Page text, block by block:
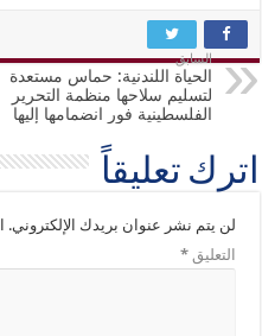
السابق
الحياة اللندنية: حماس مستعدة
لتسليم سلاحها منظمة التحرير
الفلسطينية فور انضمامها إليها
اترك تعليقاً
لن يتم نشر عنوان بريدك الإلكتروني.
التعليق*